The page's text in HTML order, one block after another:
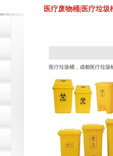
医疗废物桶|医疗垃圾
医疗垃圾桶，成都医疗垃圾